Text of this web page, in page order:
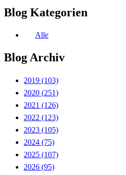
Blog Kategorien
Alle
Blog Archiv
2019 (103)
2020 (251)
2021 (126)
2022 (123)
2023 (105)
2024 (75)
2025 (107)
2026 (95)